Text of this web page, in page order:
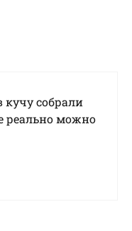
собрали
реально можно